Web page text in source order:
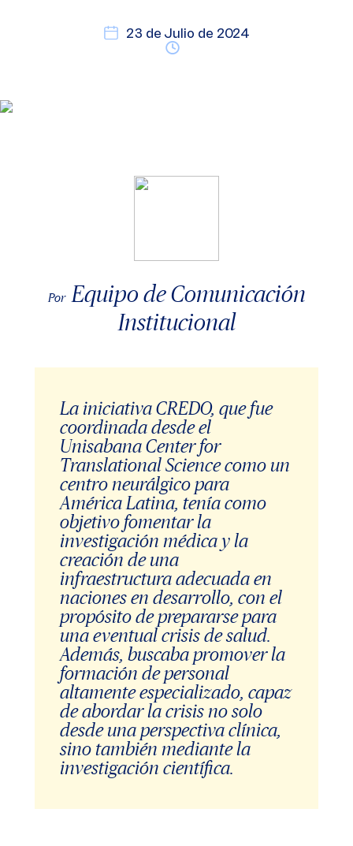
23 de Julio de 2024
Por Equipo de Comunicación
Institucional
La iniciativa CREDO, que fue
coordinada desde el
Unisabana Center for
Translational Science como un
centro neurálgico para
América Latina, tenía como
objetivo fomentar la
investigación médica y la
creación de una
infraestructura adecuada en
naciones en desarrollo, con el
propósito de prepararse para
una eventual crisis de salud.
Además, buscaba promover la
formación de personal
altamente especializado, capaz
de abordar la crisis no solo
desde una perspectiva clínica,
sino también mediante la
investigación científica.